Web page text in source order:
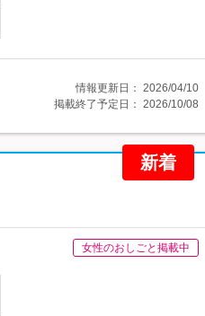
情報更新日： 2026/04/10
掲載終了予定日： 2026/10/08
新着
女性のおしごと掲載中